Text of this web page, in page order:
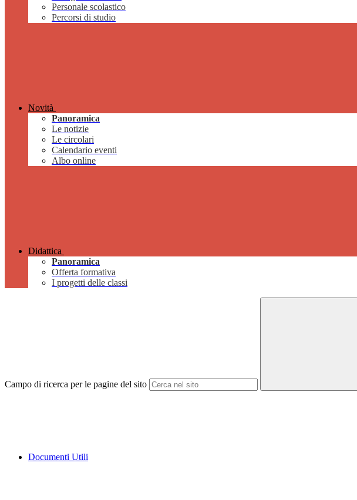
Personale scolastico
Percorsi di studio
Novità
Panoramica
Le notizie
Le circolari
Calendario eventi
Albo online
Didattica
Panoramica
Offerta formativa
I progetti delle classi
Campo di ricerca per le pagine del sito
Documenti Utili